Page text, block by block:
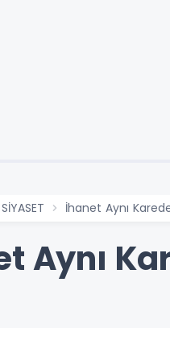
SİYASET İhanet Aynı
Aynı